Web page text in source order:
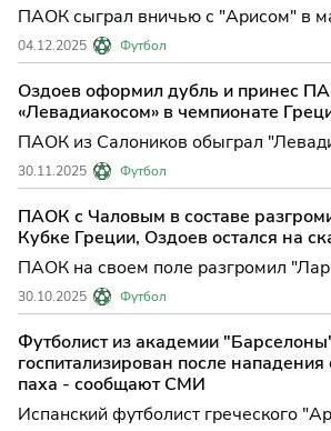
ПАОК сыграл вничью с "Арисом" в
тура основного этапа Кубка Греции
Встреча в Салониках завершилась
составе "Ариса" мяч забил ...
04.12.2025 Футбол
Оздоев оформил дубль и принес
«Левадиакосом» в чемпионате
ПАОК из Салоников обыграл
12-го тура чемпионата Греции по
Левадии завершилась со счетом
гостей оформил росси...
30.11.2025 Футбол
ПАОК с Чаловым в составе
Кубке Греции, Оздоев остался на
ПАОК на своем поле разгромил
третьего тура основного этапа Кубка
футболу. Встреча, прошедшая в
завершилась со счетом 4:1. В
30.10.2025 Футбол
Футболист из академии
госпитализирован после нападения
паха - сообщают СМИ
Испанский футболист греческого